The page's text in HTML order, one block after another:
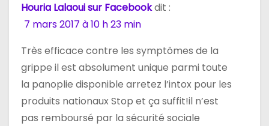
a
r
t
Houria Lalaoui sur Facebookdit :
7 mars 2017 à 10 h 23 min
Très efficace contre les symptômes de la
grippe il est absolument unique parmi toute
la panoplie disponible arretez l’intox pour les
produits nationaux Stop et ça suffit!il n’est
pas remboursé par la sécurité sociale